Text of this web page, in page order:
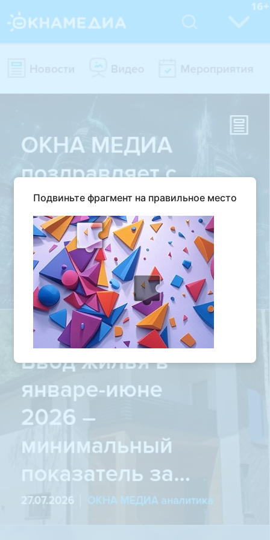
Подвиньте фрагмент на правильное место